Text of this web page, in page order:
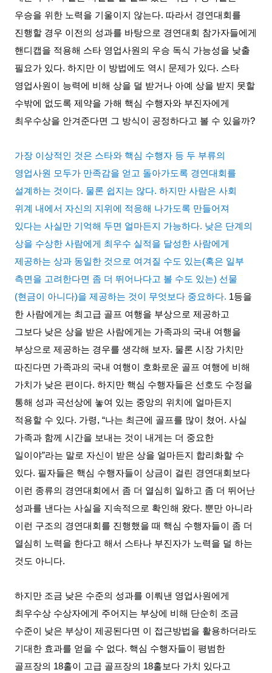
우승을 위한 노력을 기울이지 않는다. 따라서 경연대회를
진행할 경우 이전의 성과를 바탕으로 경연대회 참가자들에게
핸디캡을 적용해 스타 영업사원의 우승 독식 가능성을 낮출
필요가 있다.하지만 이 방법에도 역시 문제가 있다. 스타
영업사원이 능력에 비해 상을 덜 받거나 아예 상을 받지 못할
수밖에 없도록 제약을 가해 핵심 수행자와 부진자에게
최우수상을 안겨준다면 그 방식이 공정하다고 볼 수 있을까?
가장 이상적인 것은 스타와 핵심 수행자 등 두 부류의
영업사원 모두가 만족감을 얻고 돌아가도록 경연대회를
설계하는 것이다. 물론 쉽지는 않다.하지만 사람은 사회
위계 내에서 자신의 지위에 적응해 나가도록 만들어져
있다는 사실만 기억해 두면 얼마든지 가능하다. 낮은 단계의
상을 수상한 사람에게 최우수 실적을 달성한 사람에게
제공하는 상과 동일한 것으로 여겨질 수도 있는(혹은 일부
측면을 고려한다면 좀 더 뛰어나다고 볼 수도 있는)선물
(현금이 아니다)을 제공하는 것이 무엇보다 중요하다. 1등을
한 사람에게는 최고급 골프 여행을 부상으로 제공하고
그보다 낮은 상을 받은 사람에게는 가족과의 국내 여행을
부상으로 제공하는 경우를 생각해 보자. 물론 시장 가치만
따진다면 가족과의 국내 여행이 호화로운 골프 여행에 비해
가치가 낮은 편이다.하지만 핵심 수행자들은 선호도 수정을
통해 성과 곡선상에 놓여 있는 중앙의 위치에 얼마든지
적용할 수 있다. 가령, “나는 최근에 골프를 많이 쳤어 .사실
가족과 함께 시간을 보내는 것이 내게는 더 중요한
일이야”라는 말로 자신이 받은 상을 얼마든지 합리화할 수
있다. 필자들은 핵심 수행자들이 상금이 걸린 경연대회보다
이런 종류의 경연대회에서 좀 더 열심히 일하고 좀 더 뛰어난
성과를 낸다는 사실을 지속적으로 확인해 왔다. 뿐만 아니라
이런 구조의 경연대회를 진행했을 때 핵심 수행자들이 좀 더
열심히 노력을 한다고 해서 스타나 부진자가 노력을 덜 하는
것도 아니다.
하지만 조금 낮은 수준의 성과를 이뤄낸 영업사원에게
최우수상 수상자에게 주어지는 부상에 비해 단순히 조금
수준이 낮은 부상이 제공된다면 이 접근방법을 활용하더라도
기대한 효과를 얻을 수 없다. 핵심 수행자들이 평범한
골프장의 18홀이 고급 골프장의 18홀보다 가치 있다고